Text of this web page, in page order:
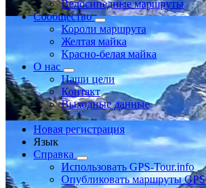
Велосипедные маршруты
Сообщество
Короли маршрута
Желтая майка
Красно-белая майка
О нас
Наши цели
Контакт
Выходные данные
Новая регистрация
Язык
Справка
Использовать GPS-Tour.info
Опубликовать маршруты GPS